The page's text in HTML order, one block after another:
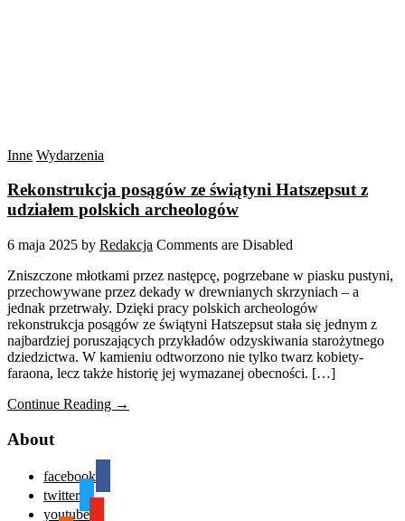
Inne Wydarzenia
Rekonstrukcja posągów ze świątyni Hatszepsut z
udziałem polskich archeologów
6 maja 2025 by Redakcja Comments are Disabled
Zniszczone młotkami przez następcę, pogrzebane w piasku pustyni,
przechowywane przez dekady w drewnianych skrzyniach – a
jednak przetrwały. Dzięki pracy polskich archeologów
rekonstrukcja posągów ze świątyni Hatszepsut stała się jednym z
najbardziej poruszających przykładów odzyskiwania starożytnego
dziedzictwa. W kamieniu odtworzono nie tylko twarz kobiety-
faraona, lecz także historię jej wymazanej obecności. […]
Continue Reading →
About
facebook
twitter
youtube